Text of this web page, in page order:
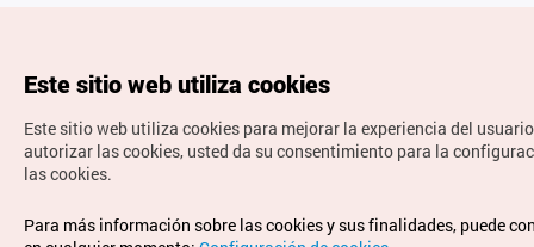
Copyrights © Organización de Turismo de Corea. Todos los
derechos reservados.
Este sitio web utiliza cookies
Este sitio web utiliza cookies para mejorar la experiencia del
autorizar las cookies, usted da su consentimiento para la
las cookies.
Para más información sobre las cookies y sus finalidades, puede